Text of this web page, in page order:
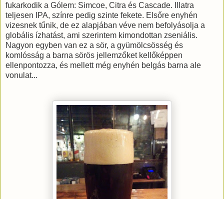
fukarkodik a Gólem: Simcoe, Citra és Cascade. Illatra
teljesen IPA, színre pedig szinte fekete. Elsőre enyhén
vizesnek tűnik, de ez alapjában véve nem befolyásolja a
globális ízhatást, ami szerintem kimondottan zseniális.
Nagyon egyben van ez a sör, a gyümölcsösség és
komlósság a barna sörös jellemzőket kellőképpen
ellenpontozza, és mellett még enyhén belgás barna ale
vonulat...